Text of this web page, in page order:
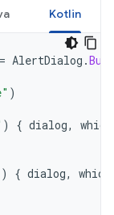
Kotlin
= AlertDialog .
)
) { dialog,
which
) { dialog,
which